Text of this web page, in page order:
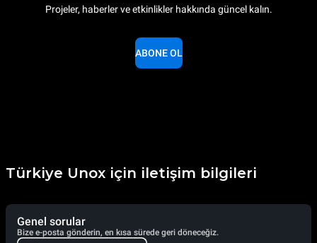
Projeler, haberler ve etkinlikler hakkında güncel kalın.
ABONE OL
Türkiye Unox için iletişim bilgileri
Genel sorular
Bize e-posta gönderin, en kısa sürede geri döneceğiz.